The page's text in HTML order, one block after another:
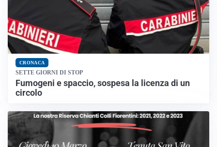
CRONACA
SETTE GIORNI DI STOP
Fumogeni e spaccio, sospesa la licenza di un
circolo